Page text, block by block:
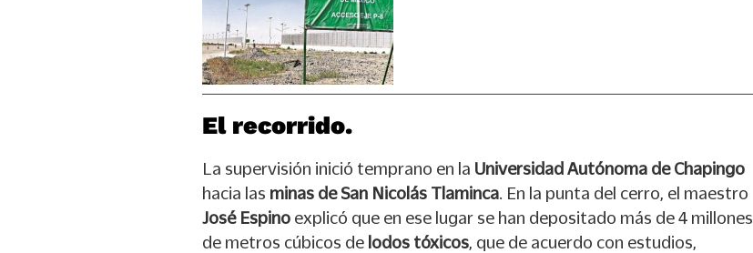
El recorrido.
La supervisión inició temprano en la Universidad Autónoma de Chapingo
hacia las minas de San Nicolás Tlaminca. En la punta del cerro, el maestro
José Espino explicó que en ese lugar se han depositado más de 4 millones
de metros cúbicos de lodos tóxicos, que de acuerdo con estudios,